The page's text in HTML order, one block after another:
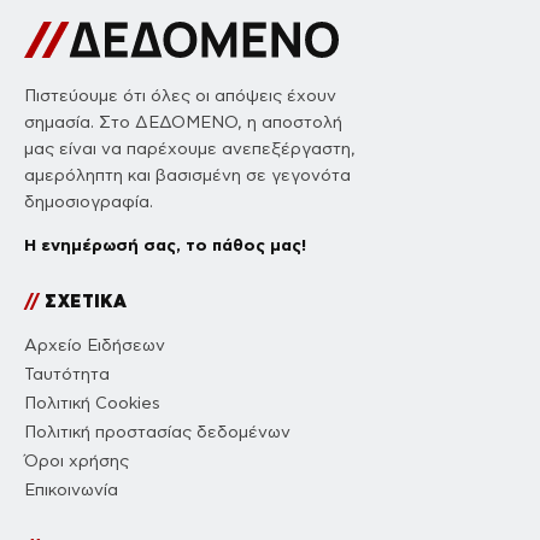
Πιστεύουμε ότι όλες οι απόψεις έχουν
σημασία. Στο ΔΕΔΟΜΕΝΟ, η αποστολή
μας είναι να παρέχουμε ανεπεξέργαστη,
αμερόληπτη και βασισμένη σε γεγονότα
δημοσιογραφία.
Η ενημέρωσή σας, το πάθος μας!
//ΣΧΕΤΙΚΑ
Αρχείο Ειδήσεων
Ταυτότητα
Πολιτική Cookies
Πολιτική προστασίας δεδομένων
Όροι χρήσης
Επικοινωνία